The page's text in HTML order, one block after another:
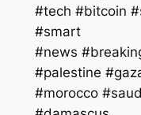
#tech #bitcoin
#smart
#palestine
#morocco